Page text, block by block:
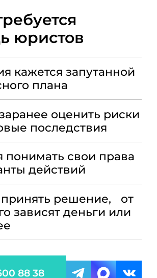
юристов
кажется запутанной
плана
оценить риски
последствия
понимать свои права
действий
решение, от
зависят деньги или
88 38